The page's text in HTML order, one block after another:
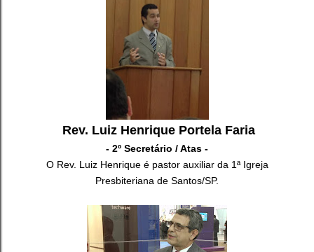
Rev. Luiz Henrique Portela Faria
- 2º Secretário / Atas -
O Rev. Luiz Henrique é pastor auxiliar da 1ª Igreja
Presbiteriana de Santos/SP.